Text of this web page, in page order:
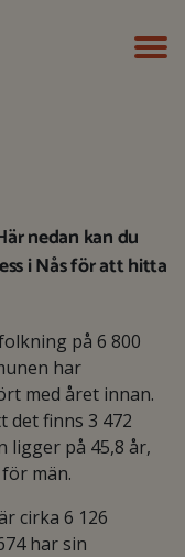
nedan kan du
i Nås för att hitta
på 6 800
har
med året innan.
det finns 3 472
ligger på 45,8 år,
män.
cirka 6 126
har sin